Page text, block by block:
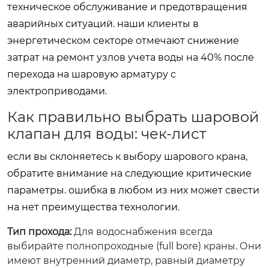
техническое обслуживание и предотвращения
аварийных ситуаций. наши клиенты в
энергетическом секторе отмечают снижение
затрат на ремонт узлов учета воды на 40% после
перехода на шаровую арматуру с
электроприводами.
Как правильно выбрать шаровой
клапан для воды: чек-лист
если вы склоняетесь к выбору шарового крана,
обратите внимание на следующие критические
параметры. ошибка в любом из них может свести
на нет преимущества технологии.
Тип прохода:Для водоснабжения всегда
выбирайте полнопроходные (full bore) краны. Они
имеют внутренний диаметр, равный диаметру